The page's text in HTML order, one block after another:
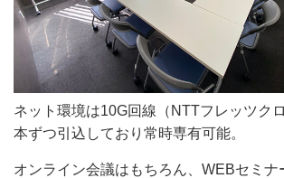
ネット環境は10G回線（NTTフレッツク
本ずつ引込しており常時専有可能。
オンライン会議はもちろん、WEBセミナ